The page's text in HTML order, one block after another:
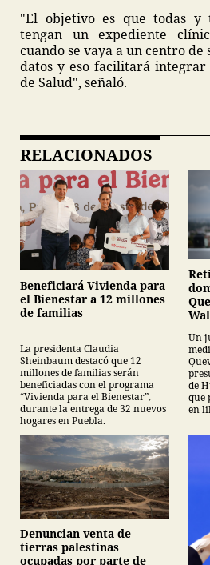
"El objetivo es que todas y
tengan un expediente
cuando se vaya a un centro de
datos y eso facilitará integrar
de Salud", señaló.
RELACIONADOS
Beneficiará Vivienda para
el Bienestar a 12 millones
de familias
La presidenta Claudia
Sheinbaum destacó que 12
millones de familias serán
beneficiadas con el programa
“Vivienda para el Bienestar”,
durante la entrega de 32 nuevos
hogares en Puebla.
Un
de
que
en
Denuncian venta de
tierras palestinas
ocupadas por parte de